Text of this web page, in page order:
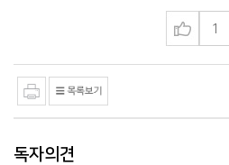
1
독자의견